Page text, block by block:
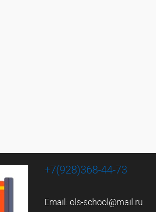
+7(928)368-44-73
Email: ols-school@mail.ru